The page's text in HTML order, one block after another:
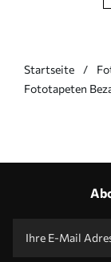
Startseite
Fototapeten